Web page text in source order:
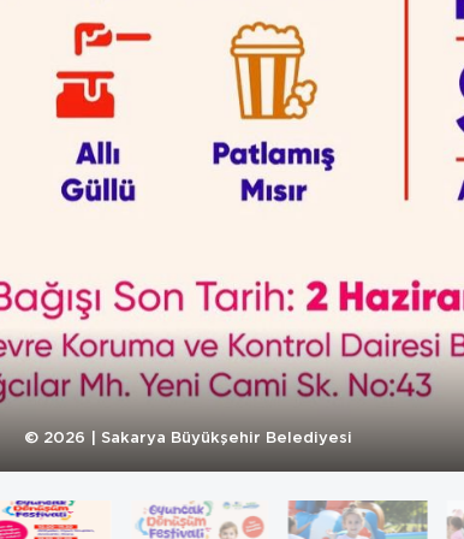
© 2026 | Sakarya Büyükşehir Belediyesi